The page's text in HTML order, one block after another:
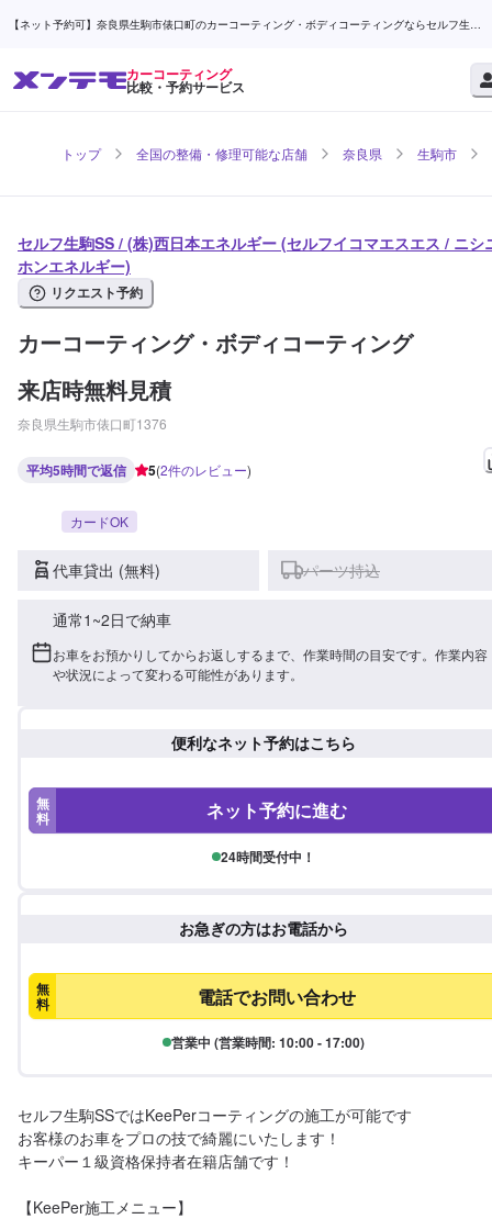
【ネット予約可】奈良県生駒市俵口町のカーコーティング・ボディコーティングならセルフ生駒
カーコーティング
比較・予約サービス
トップ 全国の整備・修理可能な店舗 奈良県 生駒市
セルフ生駒SS / (株)西日本エネルギー (セルフイコマエスエス / ニシ
ホンエネルギー)
リクエスト予約
カーコーティング・ボディコーティング
来店時無料見積
奈良県生駒市俵口町1376
平均5時間で返信 5(2件のレビュー)
カードOK
代車貸出 (無料) パーツ持込
通常1~2日で納車
お車をお預かりしてからお返しするまで、作業時間の目安です。作業内容
や状況によって変わる可能性があります。
便利なネット予約はこちら
無
料 ネット予約に進む
24時間受付中！
お急ぎの方はお電話から
無
料 電話でお問い合わせ
営業中 (営業時間: 10:00 - 17:00)
セルフ生駒SSではKeePerコーティングの施工が可能です
お客様のお車をプロの技で綺麗にいたします！
キーパー１級資格保持者在籍店舗です！
【KeePer施工メニュー】